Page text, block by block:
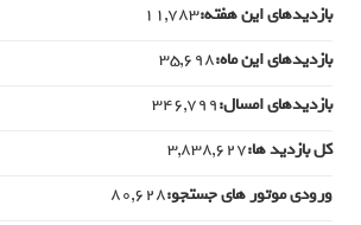
بازدیدهای این هفته:11,783
بازدیدهای این ماه:35,698
بازدیدهای امسال:346,799
کل بازدید ها:3,838,627
ورودی‌ موتور های جستجو:80,628